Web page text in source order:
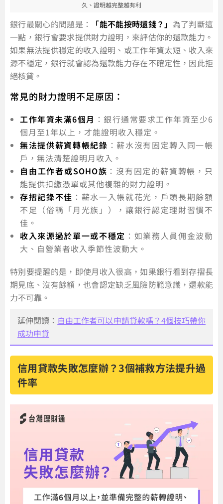
久、證明越完整越有利
銀行最關心的問題是： 「能不能按時還錢？」 為了判斷這
一點，銀行會要求提供財力證明，來評估你的還款能力。
如果無法提供穩定的收入證明、或工作年資太短、收入來
源不穩定，銀行就會認為還款能力存在不確定性，因此拒
絕核貸。
常見的財力證明不足原因：
工作年資未滿6個月 ：銀行通常要求工作年資至少6
個月至1年以上，才能證明收入穩定。
無法提供薪資轉帳紀錄 ：薪水沒有固定轉入同一帳
戶，無法清楚證明月收入。
自由工作者或SOHO族 ：沒有固定的薪資轉帳，只
能提供扣繳憑單或其他複雜的財力證明。
存摺記錄不佳 ：薪水一入帳就花光，戶頭長期餘額
不足（俗稱「月光族」），讓銀行認定理財習慣不
佳。
收入來源過於單一或不穩定 ：如業務人員佣金波動
大、自營業者收入季節性波動大。
特別要提醒的是，即使月收入很高，如果銀行看到存摺長
期見底、沒有餘額，也會認定缺乏風險防範意識，還款能
力不可靠。
延伸閱讀： 自由工作者可以申請貸款嗎？4個技巧帶你
成功申貸
信用貸款失敗怎麼辦？3個補救方法提升過
件率